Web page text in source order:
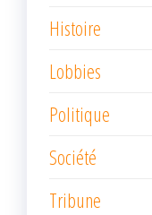
Histoire
Lobbies
Politique
Société
Tribune